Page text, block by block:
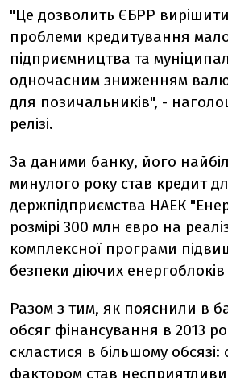
"Це дозволить ЄБРР
проблеми кредитування
підприємництва та
одночасним зниженням
для позичальників", -
релізі.
За даними банку, його
минулого року став кредит
держпідприємства НАЕК
розмірі 300 млн євро на
комплексної програми
безпеки діючих
Разом з тим, як пояснили в
обсяг фінансування в 2013
скластися в більшому
фактором став